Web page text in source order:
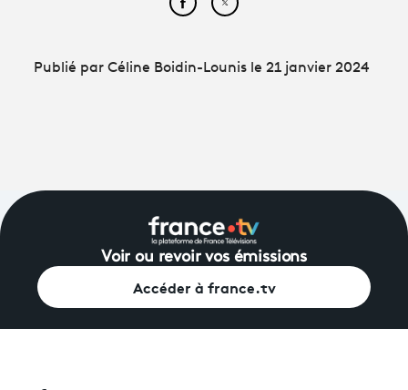
Partager cet article sur
Partager cet article sur
Publié par Céline Boidin-Lounis le 21 janvier 2024
Voir ou revoir vos émissions
Accéder à france.tv